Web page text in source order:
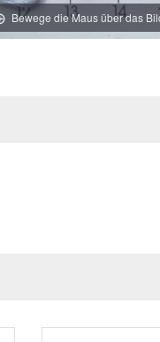
Bewege die Maus über das